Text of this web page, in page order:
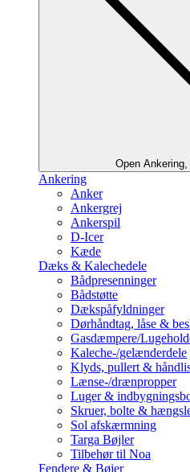
Open
Ankering
Anker
Ankergrej
Ankerspil
D-Icer
Kæde
Dæks & Kalechedele
Bådpresenninger
Bådstøtte
Dækspåfyldninger
Dørhåndtag, låse &
Gasdæmpere/
Kaleche-/gelænderdele
Klyds, pullert &
Lænse-/drænpropper
Luger &
Skruer, bolte &
Sol afskærmning
Targa Bøjler
Tilbehør til Noa
Fendere & Bøjer